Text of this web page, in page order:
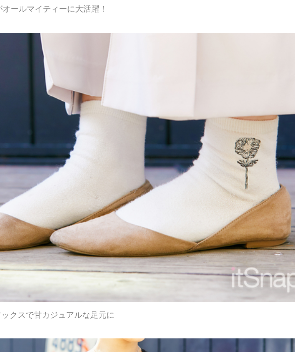
ールマイティーに大活躍！
クスで甘カジュアルな足元に